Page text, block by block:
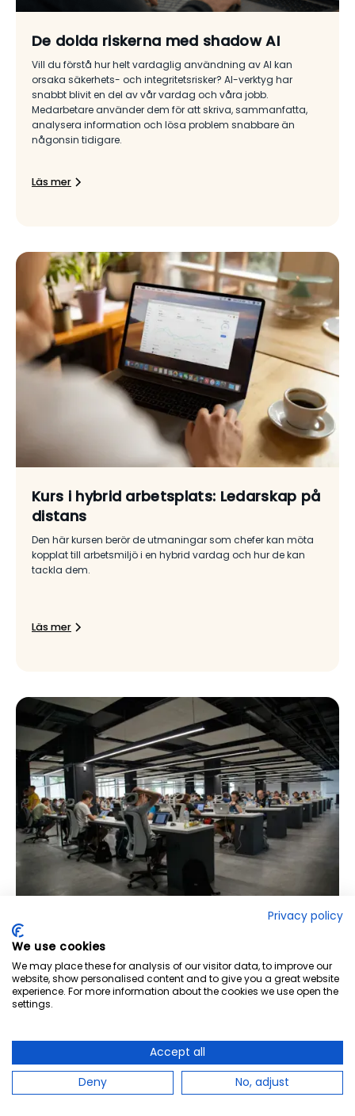
De dolda riskerna med shadow AI
Vill du förstå hur helt vardaglig användning av AI kan
orsaka säkerhets- och integritetsrisker? AI-verktyg har
snabbt blivit en del av vår vardag och våra jobb.
Medarbetare använder dem för att skriva, sammanfatta,
analysera information och lösa problem snabbare än
någonsin tidigare.
Läs mer
Kurs i hybrid arbetsplats: Ledarskap på
distans
Den här kursen berör de utmaningar som chefer kan möta
kopplat till arbetsmiljö i en hybrid vardag och hur de kan
tackla dem.
Läs mer
Kurs i säkerhetsskydd för medarbetare
Denna kurs i Säkerhetsskyddslagen ger en introduktion till
de krav som er organisation behöver uppfylla för att öka
skyddet mot spioneri, sabotage och terroristbrott.
Privacy policy
We use cookies
We may place these for analysis of our visitor data, to improve our
website, show personalised content and to give you a great website
experience. For more information about the cookies we use open the
settings.
Accept all
Deny
No, adjust